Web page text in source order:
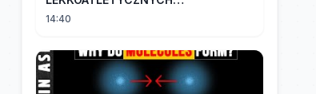
MISTRZOSTWACH EUROPY U18 |
14:40